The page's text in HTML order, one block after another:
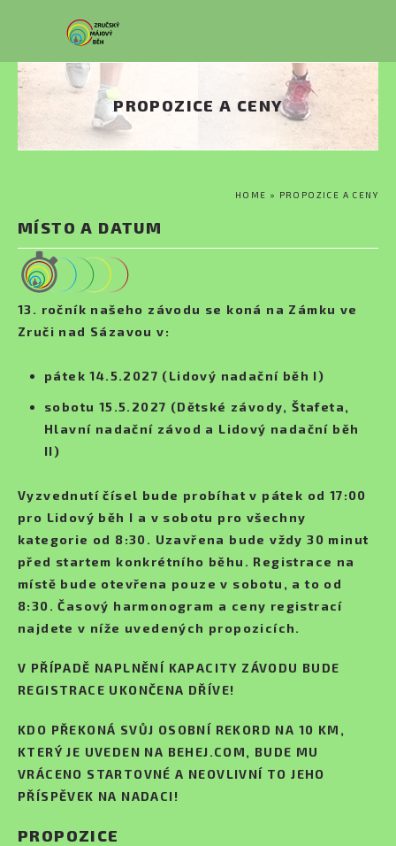
PROPOZICE A CENY
HOME » PROPOZICE A CENY
MÍSTO A DATUM
13. ročník našeho závodu se koná na Zámku ve
Zruči nad Sázavou v:
pátek 14.5.2027 (Lidový nadační běh I)
sobotu 15.5.2027 (Dětské závody, Štafeta,
Hlavní nadační závod a Lidový nadační běh
II)
Vyzvednutí čísel bude probíhat v pátek od 17:00
pro Lidový běh I a v sobotu pro všechny
kategorie od 8:30. Uzavřena bude vždy 30 minut
před startem konkrétního běhu. Registrace na
místě bude otevřena pouze v sobotu, a to od
8:30. Časový harmonogram a ceny registrací
najdete v níže uvedených propozicích.
V PŘÍPADĚ NAPLNĚNÍ KAPACITY ZÁVODU BUDE
REGISTRACE UKONČENA DŘÍVE!
KDO PŘEKONÁ SVŮJ OSOBNÍ REKORD NA 10 KM,
KTERÝ JE UVEDEN NA BEHEJ.COM, BUDE MU
VRÁCENO STARTOVNÉ A NEOVLIVNÍ TO JEHO
PŘÍSPĚVEK NA NADACI!
PROPOZICE